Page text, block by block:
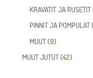
KRAVATIT JA RUSETIT
PINNIT JA POMPULAT
MUUT 99
tuotetta
MUUT JUTUT 4242